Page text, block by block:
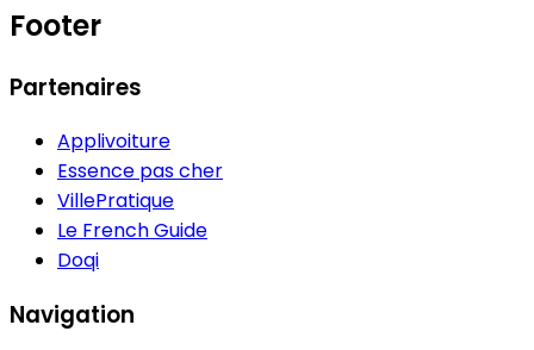
Footer
Partenaires
Applivoiture
Essence pas cher
VillePratique
Le French Guide
Doqi
Navigation